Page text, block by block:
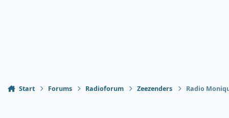
Start Forums Radioforum Zeezenders Radio